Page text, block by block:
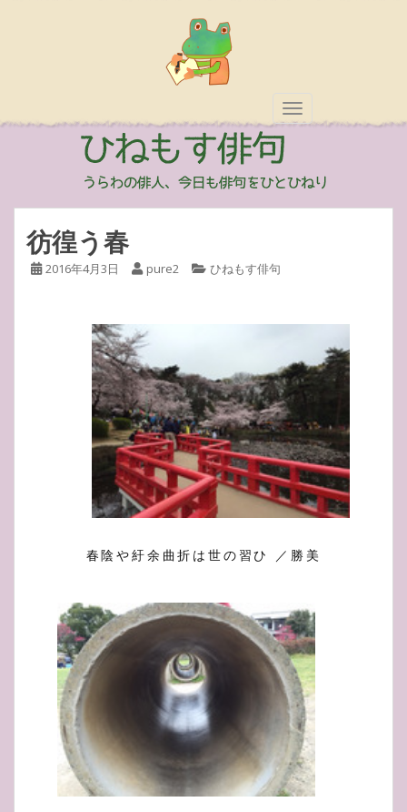
TOGGLE
彷徨う春
2016年4月3日 pure2 ひねもす俳句
春陰や紆余曲折は世の習ひ ／勝美